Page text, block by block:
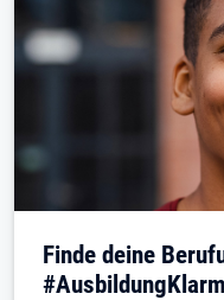
Finde deine